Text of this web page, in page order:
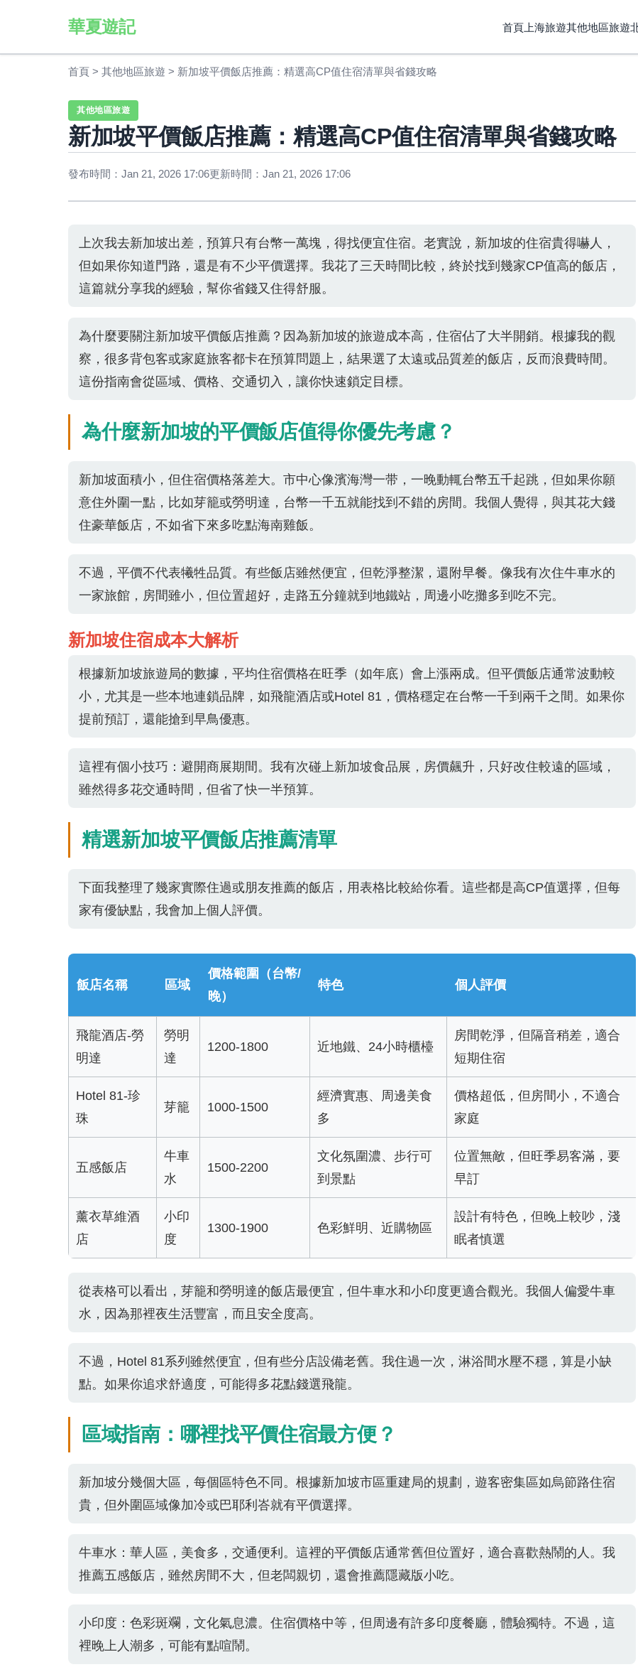
華夏遊記 首頁 上海旅遊其他地區旅遊
首頁 > 其他地區旅遊 > 新加坡平價飯店推薦：精選高CP值住宿清單與省錢攻略
其他地區旅遊
新加坡平價飯店推薦：精選高CP值住宿清單與省錢攻略
發布時間：Jan 21, 2026 17:06更新時間：Jan 21, 2026 17:06
上次我去新加坡出差，預算只有台幣一萬塊，得找便宜住宿。老實說，新加坡的住宿貴得嚇人，
但如果你知道門路，還是有不少平價選擇。我花了三天時間比較，終於找到幾家CP值高的飯店，
這篇就分享我的經驗，幫你省錢又住得舒服。
為什麼要關注新加坡平價飯店推薦？因為新加坡的旅遊成本高，住宿佔了大半開銷。根據我的觀
察，很多背包客或家庭旅客都卡在預算問題上，結果選了太遠或品質差的飯店，反而浪費時間。
這份指南會從區域、價格、交通切入，讓你快速鎖定目標。
為什麼新加坡的平價飯店值得你優先考慮？
新加坡面積小，但住宿價格落差大。市中心像濱海灣一带，一晚動輒台幣五千起跳，但如果你願
意住外圍一點，比如芽籠或勞明達，台幣一千五就能找到不錯的房間。我個人覺得，與其花大錢
住豪華飯店，不如省下來多吃點海南雞飯。
不過，平價不代表犧牲品質。有些飯店雖然便宜，但乾淨整潔，還附早餐。像我有次住牛車水的
一家旅館，房間雖小，但位置超好，走路五分鐘就到地鐵站，周邊小吃攤多到吃不完。
新加坡住宿成本大解析
根據新加坡旅遊局的數據，平均住宿價格在旺季（如年底）會上漲兩成。但平價飯店通常波動較
小，尤其是一些本地連鎖品牌，如飛龍酒店或Hotel 81，價格穩定在台幣一千到兩千之間。如果你
提前預訂，還能搶到早鳥優惠。
這裡有個小技巧：避開商展期間。我有次碰上新加坡食品展，房價飆升，只好改住較遠的區域，
雖然得多花交通時間，但省了快一半預算。
精選新加坡平價飯店推薦清單
下面我整理了幾家實際住過或朋友推薦的飯店，用表格比較給你看。這些都是高CP值選擇，但每
家有優缺點，我會加上個人評價。
飯店名稱 區域
價格範圍（台幣/
晚）
特色 個人評價
飛龍酒店-勞
明達
勞明
達
1200-1800 近地鐵、24小時櫃檯
房間乾淨，但隔音稍差，適合
短期住宿
Hotel 81-珍
珠
芽籠 1000-1500
經濟實惠、周邊美食
多
價格超低，但房間小，不適合
家庭
五感飯店
牛車
水
1500-2200
文化氛圍濃、步行可
到景點
位置無敵，但旺季易客滿，要
早訂
薰衣草維酒
店
小印
度
1300-1900 色彩鮮明、近購物區
設計有特色，但晚上較吵，淺
眠者慎選
從表格可以看出，芽籠和勞明達的飯店最便宜，但牛車水和小印度更適合觀光。我個人偏愛牛車
水，因為那裡夜生活豐富，而且安全度高。
不過，Hotel 81系列雖然便宜，但有些分店設備老舊。我住過一次，淋浴間水壓不穩，算是小缺
點。如果你追求舒適度，可能得多花點錢選飛龍。
區域指南：哪裡找平價住宿最方便？
新加坡分幾個大區，每個區特色不同。根據新加坡市區重建局的規劃，遊客密集區如烏節路住宿
貴，但外圍區域像加冷或巴耶利峇就有平價選擇。
牛車水：華人區，美食多，交通便利。這裡的平價飯店通常舊但位置好，適合喜歡熱鬧的人。我
推薦五感飯店，雖然房間不大，但老闆親切，還會推薦隱藏版小吃。
小印度：色彩斑斕，文化氣息濃。住宿價格中等，但周邊有許多印度餐廳，體驗獨特。不過，這
裡晚上人潮多，可能有點喧鬧。